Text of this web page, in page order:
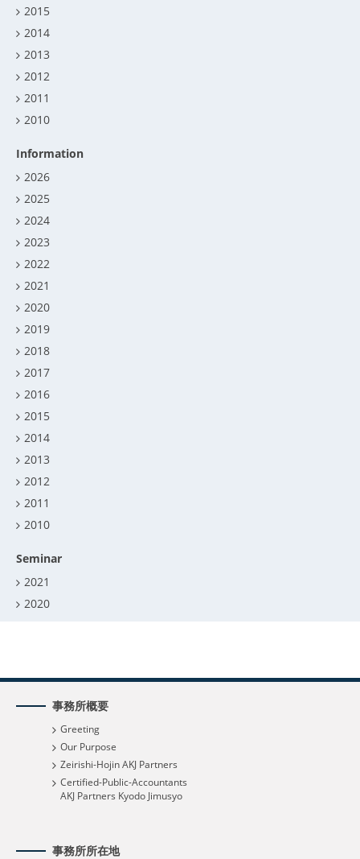
2015
2014
2013
2012
2011
2010
Information
2026
2025
2024
2023
2022
2021
2020
2019
2018
2017
2016
2015
2014
2013
2012
2011
2010
Seminar
2021
2020
事務所概要
Greeting
Our Purpose
Zeirishi-Hojin AKJ Partners
Certified-Public-Accountants
AKJ Partners Kyodo Jimusyo
事務所所在地